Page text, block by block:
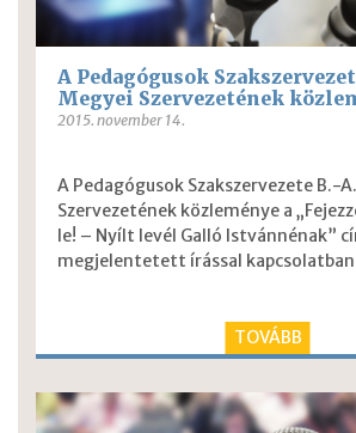
A Pedagógusok
Megyei Szervezetének
2015. november 14.
A Pedagógusok Szakszervezete B.-
Szervezetének közleménye a
le! – Nyílt levél Galló Istvánnénak”
megjelentetett írással kapcsolatban
TOVÁBB